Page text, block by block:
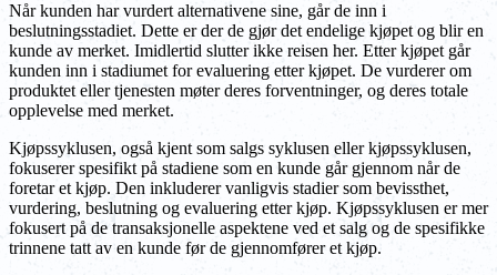
Når kunden har vurdert alternativene sine, går de inn i
beslutningsstadiet. Dette er der de gjør det endelige kjøpet og blir en
kunde av merket. Imidlertid slutter ikke reisen her. Etter kjøpet går
kunden inn i stadiumet for evaluering etter kjøpet. De vurderer om
produktet eller tjenesten møter deres forventninger, og deres totale
opplevelse med merket.
Kjøpssyklusen, også kjent som salgs syklusen eller kjøpssyklusen,
fokuserer spesifikt på stadiene som en kunde går gjennom når de
foretar et kjøp. Den inkluderer vanligvis stadier som bevissthet,
vurdering, beslutning og evaluering etter kjøp. Kjøpssyklusen er mer
fokusert på de transaksjonelle aspektene ved et salg og de spesifikke
trinnene tatt av en kunde før de gjennomfører et kjøp.